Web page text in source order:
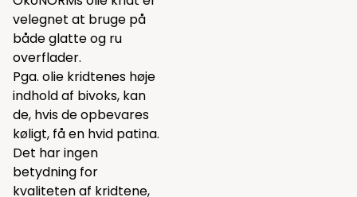
velegnet at bruge på
både glatte og ru
overflader.
Pga. olie kridtenes høje
indhold af bivoks, kan
de, hvis de opbevares
køligt, få en hvid patina.
Det har ingen
betydning for
kvaliteten af kridtene,